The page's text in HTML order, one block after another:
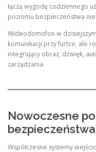
łączą wygodę codziennego
poziomu bezpieczeństwa
Wideodomofon w
komunikacji przy furtce, ale
integrujący obraz, dźwięk,
zarządzania.
Nowoczesne
Współczesne systemy